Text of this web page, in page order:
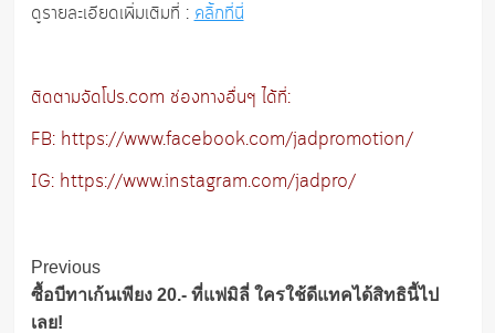
ดูรายละเอียดเพิ่มเติมที่ :คลิ้กที่นี่
ติดตามจัดโปร.com ช่องทางอื่นๆ ได้ที่:
FB: https://www.facebook.com/jadpromotion/
IG: https://www.instagram.com/jadpro/
Post
Navigation
Previous
ซื้อบีทาเก้นเพียง 20.- ที่แฟมิลี่ ใครใช้ดีแทคได้สิทธินี้ไป
เลย!